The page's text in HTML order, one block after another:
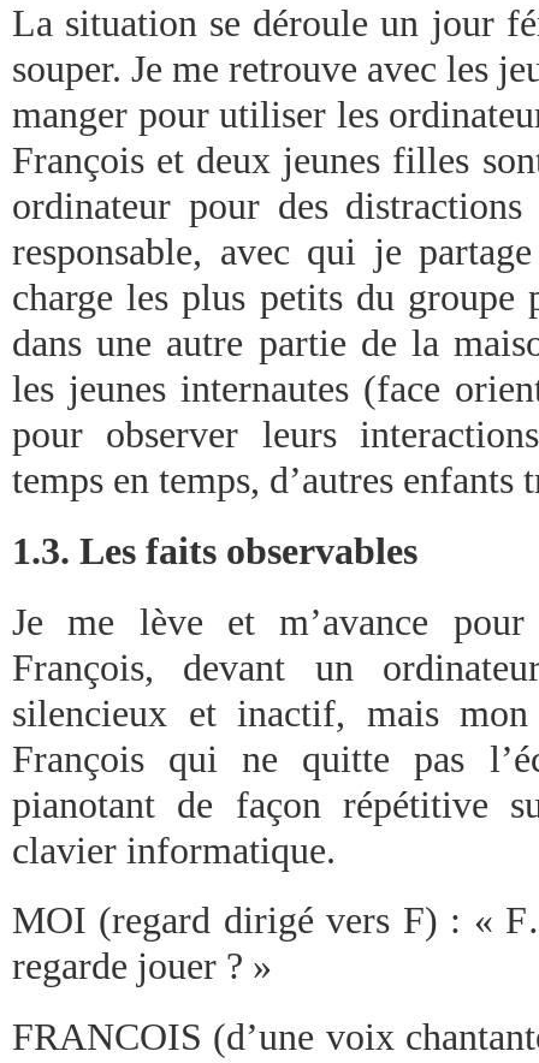
La situation se déroule un jour
souper. Je me retrouve avec les
manger pour utiliser les
François et deux jeunes filles
ordinateur pour des distractions
responsable, avec qui je
charge les plus petits du
dans une autre partie de la
les jeunes internautes (face
pour observer leurs
temps en temps, d’autres enfants
1.3. Les faits observables
Je me lève et m’avance
François, devant un
silencieux et inactif, mais
François qui ne quitte pas
pianotant de façon répétitive
clavier informatique.
MOI (regard dirigé vers F) : «
regarde jouer ? »
FRANCOIS (d’une voix